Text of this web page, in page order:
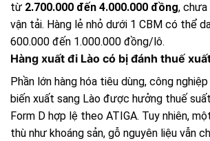
từ 2.700.000 đến 4.000.000 đồng,
vận tải. Hàng lẻ nhỏ dưới 1 CBM có thể
600.000 đến 1.000.000 đồng/lô.
Hàng xuất đi Lào có bị đánh thuế
Phần lớn hàng hóa tiêu dùng, công
biến xuất sang Lào được hưởng thuế
Form D hợp lệ theo ATIGA. Tuy nhiên,
thù như khoáng sản, gỗ nguyên liệu vẫn